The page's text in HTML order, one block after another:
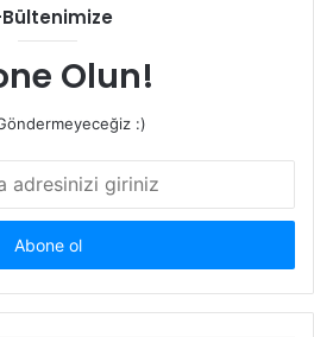
Bültenimize
Olun!
:)